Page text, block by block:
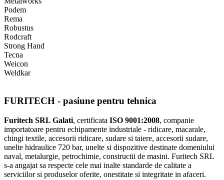
Podem
Rema
Robustus
Rodcraft
Strong Hand
Tecna
Weicon
Weldkar
FURITECH - pasiune pentru tehnica
Furitech SRL Galati, certificata ISO 9001:2008, companie
importatoare pentru echipamente industriale - ridicare, macarale,
chingi textile, accesorii ridicare, sudare si taiere, accesorii sudare,
unelte hidraulice 720 bar, unelte si dispozitive destinate domeniului
naval, metalurgie, petrochimie, constructii de masini. Furitech SRL
s-a angajat sa respecte cele mai inalte standarde de calitate a
serviciilor si produselor oferite, onestitate si integritate in afaceri.